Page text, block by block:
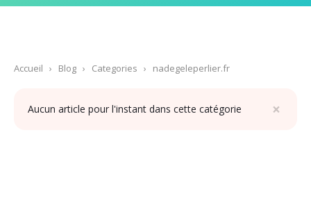
Accueil › Blog › Categories › nadegeleperlier.fr
×
Aucun article pour l'instant dans cette catégorie